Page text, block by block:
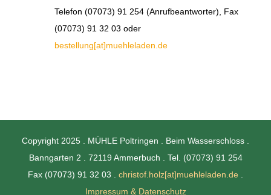
Telefon (07073) 91 254 (Anrufbeantworter), Fax
(07073) 91 32 03 oder
bestellung[at]muehleladen.de
Copyright 2025 . MÜHLE Poltringen . Beim Wasserschloss .
Banngarten 2 . 72119 Ammerbuch . Tel. (07073) 91 254
Fax (07073) 91 32 03 . christof.holz[at]muehleladen.de
Impressum & Datenschutz